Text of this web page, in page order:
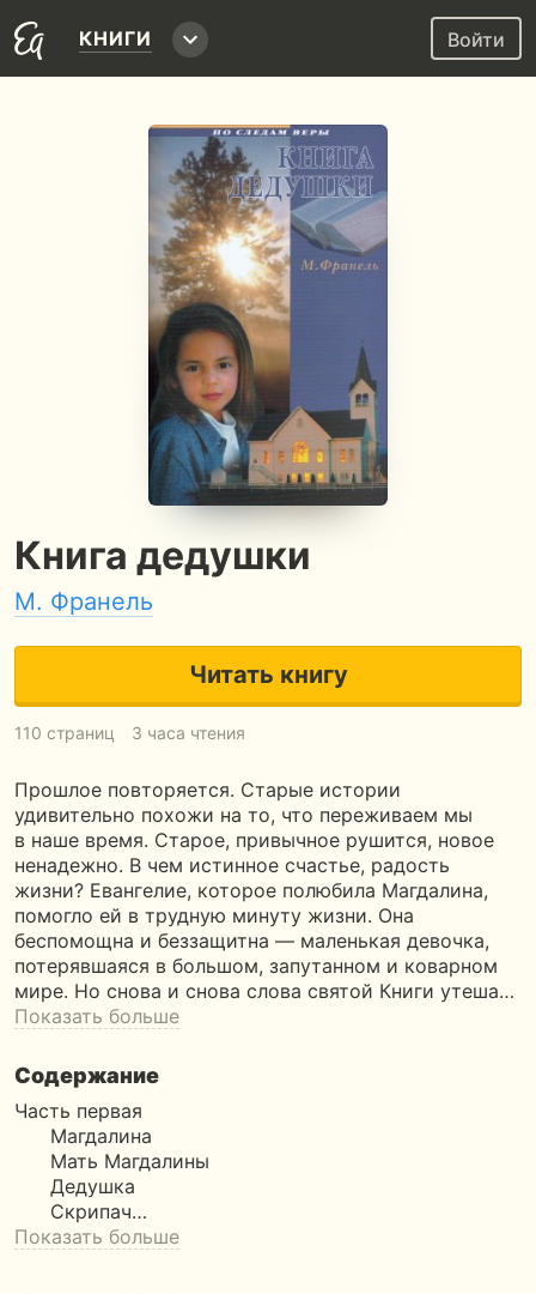
КНИГИ Войти
Книга дедушки
М. Франель
Читать книгу
110 страниц 3 часа чтения
Прошлое повторяется. Старые истории
удивительно похожи на то, что переживаем мы
в наше время. Старое, привычное рушится, новое
ненадежно. В чем истинное счастье, радость
жизни? Евангелие, которое полюбила Магдалина,
помогло ей в трудную минуту жизни. Она
беспомощна и беззащитна — маленькая девочка,
потерявшаяся в большом, запутанном и коварном
мире. Но снова и снова слова святой Книги утеша…
Показать больше
Содержание
Часть первая
Магдалина
Мать Магдалины
Дедушка
Скрипач…
Показать больше